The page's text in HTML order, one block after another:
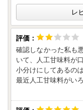
レ
確認しなかった私も
いて、人工甘味料が
小分けにしてあるの
最近人工甘味料がい